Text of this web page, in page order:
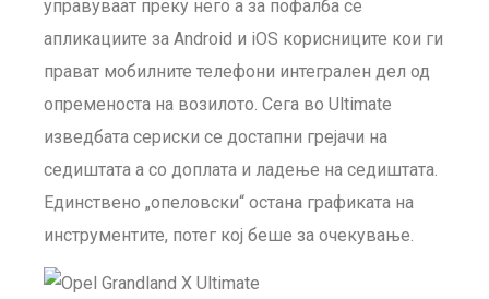
управуваат преку него а за пофалба се
апликациите за Android и iOS корисниците кои ги
прават мобилните телефони интегрален дел од
опременоста на возилото. Сега во Ultimate
изведбата сериски се достапни грејачи на
седиштата а со доплата и ладење на седиштата.
Единствено „опеловски“ остана графиката на
инструментите, потег кој беше за очекување.